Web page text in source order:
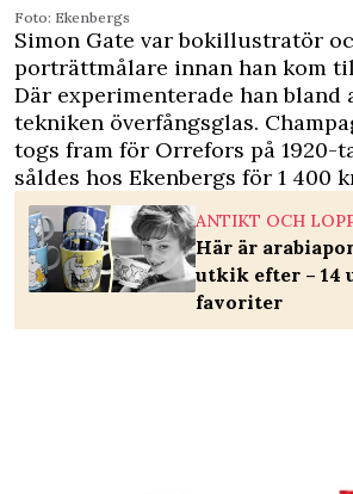
Foto: Ekenbergs
Simon Gate var bokillustratör
porträttmålare innan han kom
Där experimenterade han bland
tekniken överfångsglas.
togs fram för Orrefors på 1920-
såldes hos Ekenbergs för 1 400
ANTIKT OCH
Här är
utkik efter – 14
favoriter